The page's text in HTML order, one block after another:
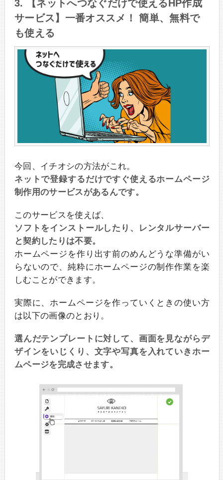
3. 【ネットへつなぐだけで使えるHP作成
サービス】一番オススメ！ 簡単、無料で
も使える
今回、イチオシの方法がこれ。
ネットで登録するだけですぐ使えるホームページ
制作用のサービスがあるんです。
このサービスを使えば、
ソフトをインストールしたり、レンタルサーバー
と契約したりは不要。
ホームページを作り出す前のめんどうな準備がい
らないので、純粋にホームページの制作作業を楽
しむことができます。
実際に、ホームページを作っていくときの使い方
は以下の画像のとおり。
選んだテンプレートに対して、画面を見ながらデ
ザインをいじくり、文字や写真を入れていきホー
ムページを完成させます。